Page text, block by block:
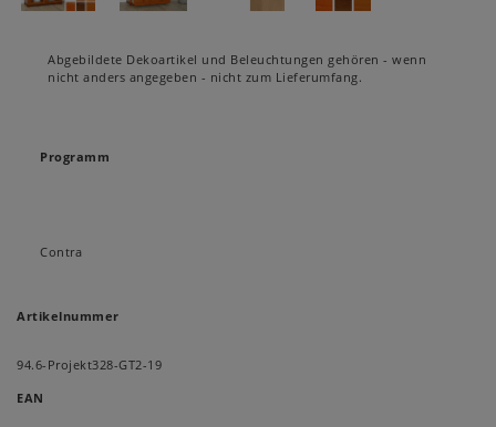
Abgebildete Dekoartikel und Beleuchtungen gehören - wenn
nicht anders angegeben - nicht zum Lieferumfang.
Programm
Contra
Artikelnummer
94.6-Projekt328-GT2-19
EAN